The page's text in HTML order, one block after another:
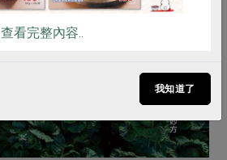
查看完整內容..
我知道了